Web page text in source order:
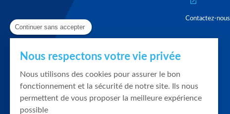
Contactez-nous
Continuer sans accepter
Nous respectons votre vie privée
Nous utilisons des cookies pour assurer le bon
fonctionnement et la sécurité de notre site. Ils nous
permettent de vous proposer la meilleure expérience
possible